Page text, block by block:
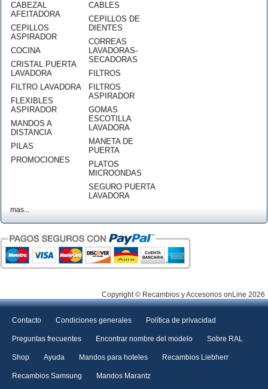
CABEZAL
AFEITADORA
CEPILLOS
ASPIRADOR
COCINA
CRISTAL PUERTA
LAVADORA
FILTRO LAVADORA
FLEXIBLES
ASPIRADOR
MANDOS A
DISTANCIA
PILAS
PROMOCIONES
CABLES
CEPILLOS DE
DIENTES
CORREAS
LAVADORAS-
SECADORAS
FILTROS
FILTROS
ASPIRADOR
GOMAS
ESCOTILLA
LAVADORA
MANETA DE
PUERTA
PLATOS
MICROONDAS
SEGURO PUERTA
LAVADORA
mas...
Copyright © Recambios y Accesorios onLine 2026
Contacto Condiciones generales Política de privacidad
Preguntas frecuentes Encontrar nombre del modelo Sobre RAL
Shop Ayuda Mandos para hoteles Recambios Liebherr
Recambios Samsung Mandos Marantz